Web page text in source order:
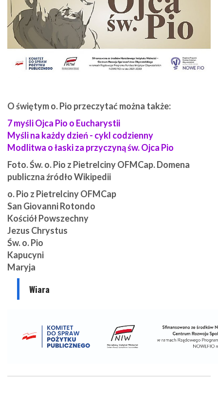
O świętym o. Pio przeczytać można także:
7 myśli Ojca Pio o Eucharystii
Myśli na każdy dzień - cykl codzienny
Modlitwa o łaski za przyczyną św. Ojca Pio
Foto. Św. o. Pio z Pietrelciny OFMCap. Domena
publiczna źródło Wikipedii
o. Pio z Pietrelciny OFMCap
San Giovanni Rotondo
Kościół Powszechny
Jezus Chrystus
Św. o. Pio
Kapucyni
Maryja
Wiara